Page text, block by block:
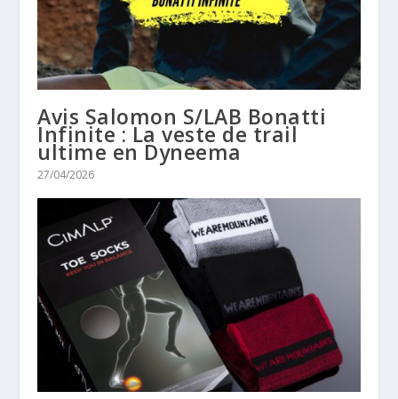
Avis Salomon S/LAB Bonatti
Infinite : La veste de trail
ultime en Dyneema
27/04/2026